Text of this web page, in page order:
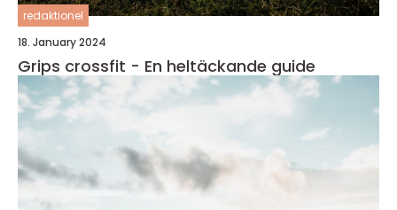
redaktionel
18. January 2024
Grips crossfit - En heltäckande guide